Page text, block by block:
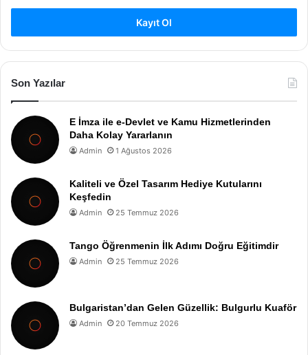
Kayıt Ol
Son Yazılar
E İmza ile e-Devlet ve Kamu Hizmetlerinden
Daha Kolay Yararlanın
Admin 1 Ağustos 2026
Kaliteli ve Özel Tasarım Hediye Kutularını
Keşfedin
Admin 25 Temmuz 2026
Tango Öğrenmenin İlk Adımı Doğru Eğitimdir
Admin 25 Temmuz 2026
Bulgaristan’dan Gelen Güzellik: Bulgurlu Kuaför
Admin 20 Temmuz 2026